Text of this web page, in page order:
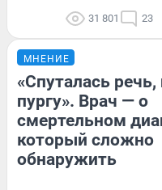
31 801 23
МНЕНИЕ
«Спуталась речь,
пургу». Врач — о
смертельном
который сложно
обнаружить